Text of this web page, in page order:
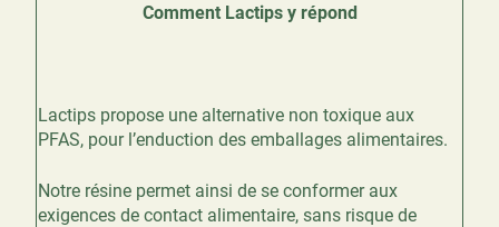
Comment Lactips y répond
Lactips propose une alternative non toxique aux
PFAS, pour l’enduction des emballages alimentaires.
Notre résine permet ainsi de se conformer aux
exigences de contact alimentaire, sans risque de